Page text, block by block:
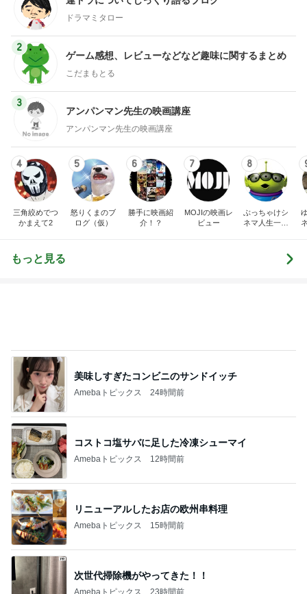
こだまもとる
3
アンパンマン先生の映画講座
4
三角絞めでつ
かまえて2
怒りくまのブ
ログ（仮）
勝手に映画紹
介！？
MOJIの映画レ
ビュー
ぶっちゃけシ
ネマ人生一直
線！❁
もっと見る
リニューアルしたお店の欧州串料理
Amebaトピックス 15時間前
次世代掃除機がやってきた！！
Amebaトピックス 23時間前
原田龍二 天気に恵まれた岩手ロケ
Amebaトピックス 1日前